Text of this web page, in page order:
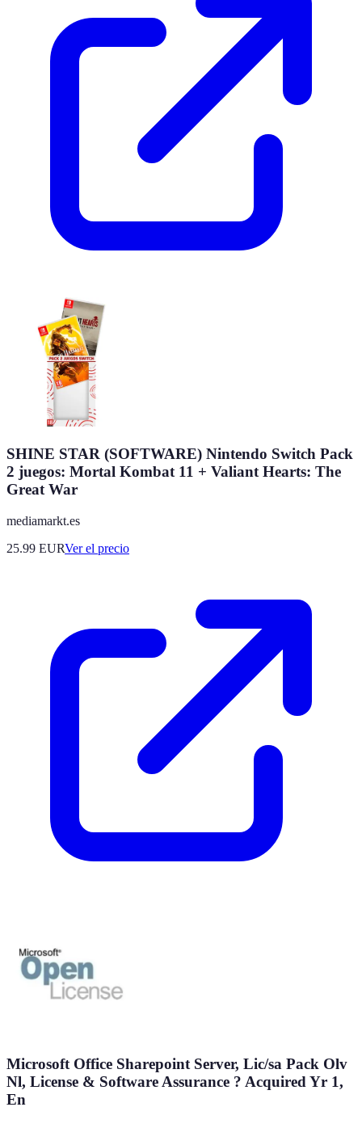
SHINE STAR (SOFTWARE) Nintendo Switch Pack
2 juegos: Mortal Kombat 11 + Valiant Hearts: The
Great War
mediamarkt.es
25.99 EURVer el precio
Microsoft Office Sharepoint Server, Lic/sa Pack Olv
Nl, License & Software Assurance ? Acquired Yr 1,
En